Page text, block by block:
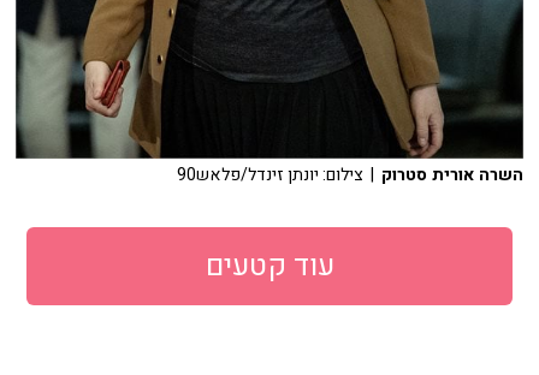
השרה אורית סטרוק | צילום: יונתן זינדל/פלאש90
עוד קטעים